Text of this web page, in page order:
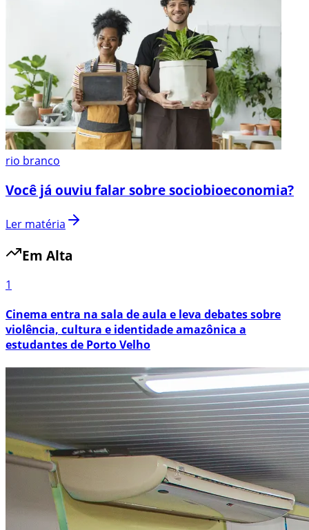
rio branco
Você já ouviu falar sobre sociobioeconomia?
Ler matéria
Em Alta
1
Cinema entra na sala de aula e leva debates sobre
violência, cultura e identidade amazônica a
estudantes de Porto Velho